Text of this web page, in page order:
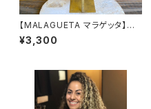
【MALAGUETA マラゲッタ】ファ
ブリックパール リングピアス
¥3,300